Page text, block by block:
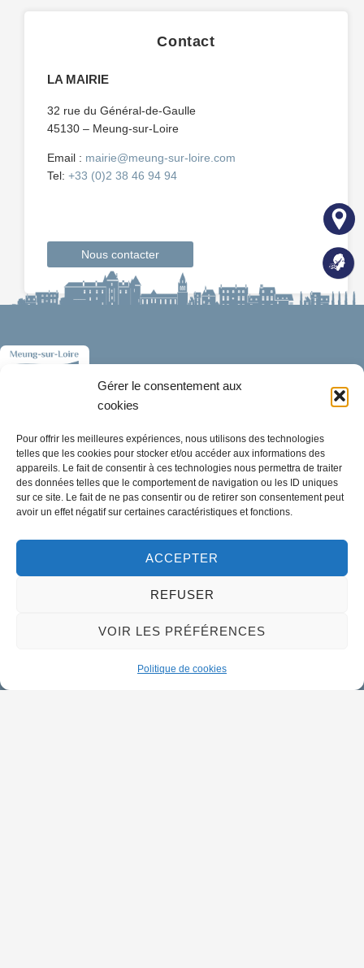
Gérer le consentement aux
cookies
Pour offrir les meilleures expériences, nous utilisons des technologies
telles que les cookies pour stocker et/ou accéder aux informations des
appareils. Le fait de consentir à ces technologies nous permettra de traiter
des données telles que le comportement de navigation ou les ID uniques
sur ce site. Le fait de ne pas consentir ou de retirer son consentement peut
avoir un effet négatif sur certaines caractéristiques et fonctions.
ACCEPTER
REFUSER
VOIR LES PRÉFÉRENCES
Politique de cookies
Contact
LA MAIRIE
32 rue du Général-de-Gaulle
45130 – Meung-sur-Loire
Email : mairie@meung-sur-loire.com
Tel: +33 (0)2 38 46 94 94
Nous contacter
Mairie de Meung-sur-Loire
Mairie,
32 rue du Général de Gaulle,
45130 Meung-sur-Loire
02 38 46 94 94
mairie@meung-sur-loire.com
Lundi :9h00 à 12h30 & 13h30 à 18h00